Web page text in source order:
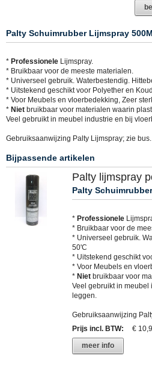
Palty Schuimrubber Lijmspray
* Professionele Lijmspray.
* Bruikbaar voor de meeste materialen.
* Universeel gebruik. Waterbestendig.
* Uitstekend geschikt voor Polyether en
* Voor Meubels en vloerbedekking, Zeer
* Niet bruikbaar voor materialen waarin
Veel gebruikt in meubel industrie en bij
Gebruiksaanwijzing Palty Lijmspray; zie bus.
Bijpassende artikelen
Palty lijmspray
Palty
* Professionele
* Bruikbaar voor de
* Universeel gebruik.
50'C
* Uitstekend geschikt
* Voor Meubels en
* Niet bruikbaar voor
Veel gebruikt in
leggen.
Gebruiksaanwijzing
Prijs incl. BTW:
€
meer info